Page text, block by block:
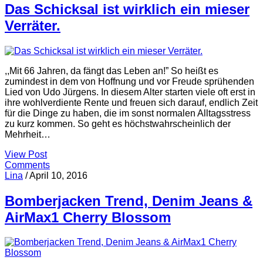
Das Schicksal ist wirklich ein mieser
Verräter.
,,Mit 66 Jahren, da fängt das Leben an!” So heißt es
zumindest in dem von Hoffnung und vor Freude sprühenden
Lied von Udo Jürgens. In diesem Alter starten viele oft erst in
ihre wohlverdiente Rente und freuen sich darauf, endlich Zeit
für die Dinge zu haben, die im sonst normalen Alltagsstress
zu kurz kommen. So geht es höchstwahrscheinlich der
Mehrheit…
View Post
Comments
Lina /April 10, 2016
Bomberjacken Trend, Denim Jeans &
AirMax1 Cherry Blossom